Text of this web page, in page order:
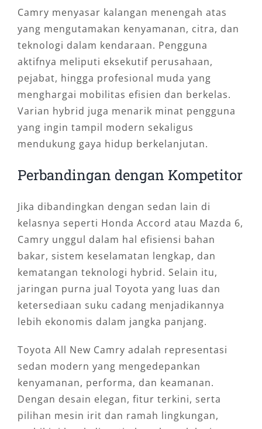
Camry menyasar kalangan menengah atas
yang mengutamakan kenyamanan, citra, dan
teknologi dalam kendaraan. Pengguna
aktifnya meliputi eksekutif perusahaan,
pejabat, hingga profesional muda yang
menghargai mobilitas efisien dan berkelas.
Varian hybrid juga menarik minat pengguna
yang ingin tampil modern sekaligus
mendukung gaya hidup berkelanjutan.
Perbandingan dengan Kompetitor
Jika dibandingkan dengan sedan lain di
kelasnya seperti Honda Accord atau Mazda 6,
Camry unggul dalam hal efisiensi bahan
bakar, sistem keselamatan lengkap, dan
kematangan teknologi hybrid. Selain itu,
jaringan purna jual Toyota yang luas dan
ketersediaan suku cadang menjadikannya
lebih ekonomis dalam jangka panjang.
Toyota All New Camry adalah representasi
sedan modern yang mengedepankan
kenyamanan, performa, dan keamanan.
Dengan desain elegan, fitur terkini, serta
pilihan mesin irit dan ramah lingkungan,